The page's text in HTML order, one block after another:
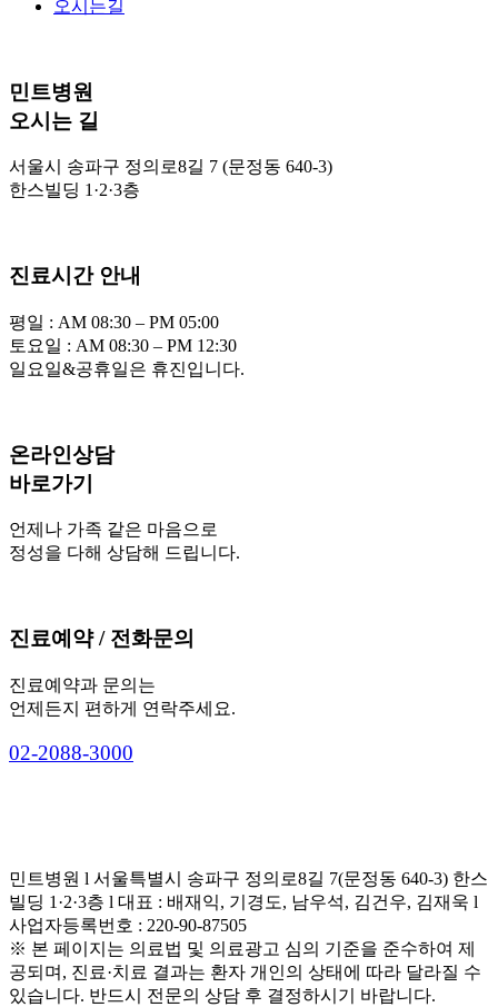
오시는길
민트병원
오시는 길
서울시 송파구 정의로8길 7 (문정동 640-3)
한스빌딩 1·2·3층
진료시간 안내
평일 : AM 08:30 – PM 05:00
토요일 : AM 08:30 – PM 12:30
일요일&공휴일은 휴진입니다.
온라인상담
바로가기
언제나 가족 같은 마음으로
정성을 다해 상담해 드립니다.
진료예약 / 전화문의
진료예약과 문의는
언제든지 편하게 연락주세요.
02-2088-3000
민트병원 l 서울특별시 송파구 정의로8길 7(문정동 640-3) 한스
빌딩 1·2·3층 l 대표 : 배재익, 기경도, 남우석, 김건우, 김재욱 l
사업자등록번호 : 220-90-87505
※ 본 페이지는 의료법 및 의료광고 심의 기준을 준수하여 제
공되며, 진료·치료 결과는 환자 개인의 상태에 따라 달라질 수
있습니다. 반드시 전문의 상담 후 결정하시기 바랍니다.